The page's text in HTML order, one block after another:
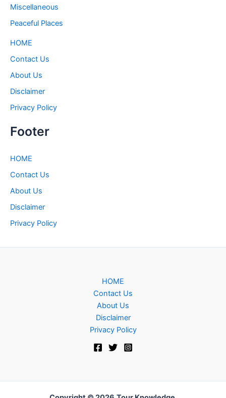
Miscellaneous
Peaceful Places
HOME
Contact Us
About Us
Disclaimer
Privacy Policy
Footer
HOME
Contact Us
About Us
Disclaimer
Privacy Policy
HOME
Contact Us
About Us
Disclaimer
Privacy Policy